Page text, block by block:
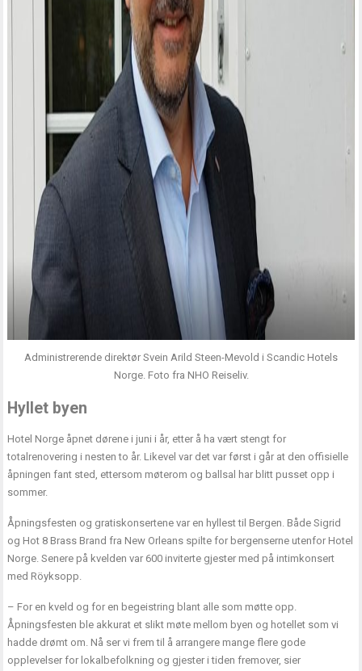
Administrerende direktør Svein Arild Steen-Mevold i Scandic Hotels
Norge. Foto fra NHO Reiseliv.
Hyllet byen
Hotel Norge åpnet dørene i juni i år, etter å ha vært stengt for
totalrenovering i nesten to år. Likevel var det var først i går at den offisielle
åpningen fant sted, ettersom møterom og ballsal har blitt pusset opp i
sommer.
Åpningsfesten og gratiskonsertene var en hyllest til Bergen. Både Sigrid
og Hot 8 Brass Brand fra New Orleans spilte for bergenserne utenfor Hotel
Norge. Senere på kvelden var 600 inviterte gjester med på intimkonsert
med Röyksopp.
– For en kveld og for en begeistring blant alle som møtte opp.
Åpningsfesten ble akkurat et slikt møte mellom byen og hotellet som vi
hadde drømt om. Nå ser vi frem til å arrangere mange flere gode
opplevelser for lokalbefolkning og gjester i tiden fremover, sier